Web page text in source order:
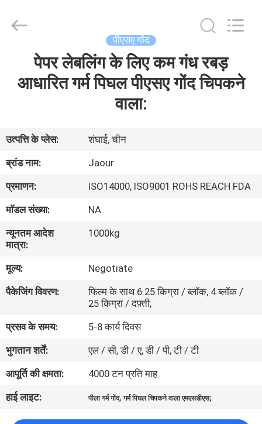
हमारे
बारे
में
कारखाना
दौरा
गुणवत्ता
नियंत्रण
हमसे
संपर्क
करें
Adhesive
Products
पीएसए गोंद
पेपर लेबलिंग के लिए कम गंध रबड़
आधारित गर्म पिघल पीएसए गोंद चिपकने
वाला:
उत्पत्ति के प्लेस:
शंघाई, चीन
ब्रांड नाम:
Jaour
प्रमाणन:
ISO14000, ISO9001 ROHS REACH FDA
मॉडल संख्या:
NA
न्यूनतम आदेश
मात्रा:
1000kg
मूल्य:
Negotiate
पैकेजिंग विवरण:
फिल्म के साथ 6.25 किग्रा / ब्लॉक, 4 ब्लॉक /
25 किग्रा / दफ़्ती;
प्रसव के समय:
5-8 कार्य दिवस
भुगतान शर्तें:
एल / सी, डी / ए, डी / पी, टी / टी
आपूर्ति की क्षमता:
4000 टन प्रति माह
हाई लाइट:
पीला गर्म गोंद,गर्म पिघल चिपकने वाला एमएसडीएस;